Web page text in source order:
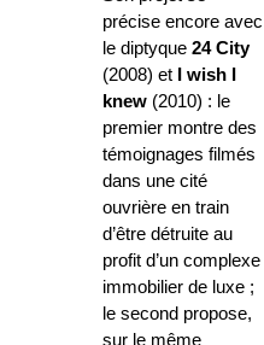
précise encore avec
le diptyque 24 City
(2008) et
I wish I
knew (2010) : le
premier montre des
témoignages filmés
dans une cité
ouvrière en train
d’être détruite au
profit d’un complexe
immobilier de luxe ;
le second propose,
sur le même